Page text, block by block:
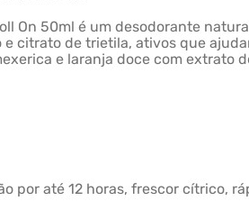
On 50ml é um desodorante
citrato de trietila, ativos que
e laranja doce com
por até 12 horas, frescor cítrico,